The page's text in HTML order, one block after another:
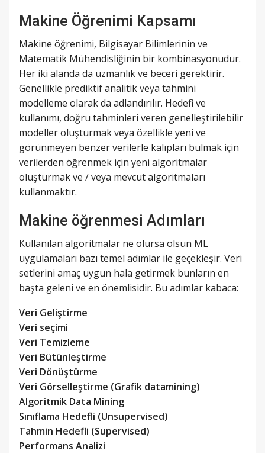
Makine Öğrenimi Kapsamı
Makine öğrenimi, Bilgisayar Bilimlerinin ve
Matematik Mühendisliğinin bir kombinasyonudur.
Her iki alanda da uzmanlık ve beceri gerektirir.
Genellikle prediktif analitik veya tahmini
modelleme olarak da adlandırılır. Hedefi ve
kullanımı, doğru tahminleri veren genelleştirilebilir
modeller oluşturmak veya özellikle yeni ve
görünmeyen benzer verilerle kalıpları bulmak için
verilerden öğrenmek için yeni algoritmalar
oluşturmak ve / veya mevcut algoritmaları
kullanmaktır.
Makine öğrenmesi Adımları
Kullanılan algoritmalar ne olursa olsun ML
uygulamaları bazı temel adımlar ile geçekleşir. Veri
setlerini amaç uygun hala getirmek bunların en
başta geleni ve en önemlisidir. Bu adımlar kabaca:
Veri Geliştirme
Veri seçimi
Veri Temizleme
Veri Bütünleştirme
Veri Dönüştürme
Veri Görselleştirme (Grafik datamining)
Algoritmik Data Mining
Sınıflama Hedefli (Unsupervised)
Tahmin Hedefli (Supervised)
Performans Analizi